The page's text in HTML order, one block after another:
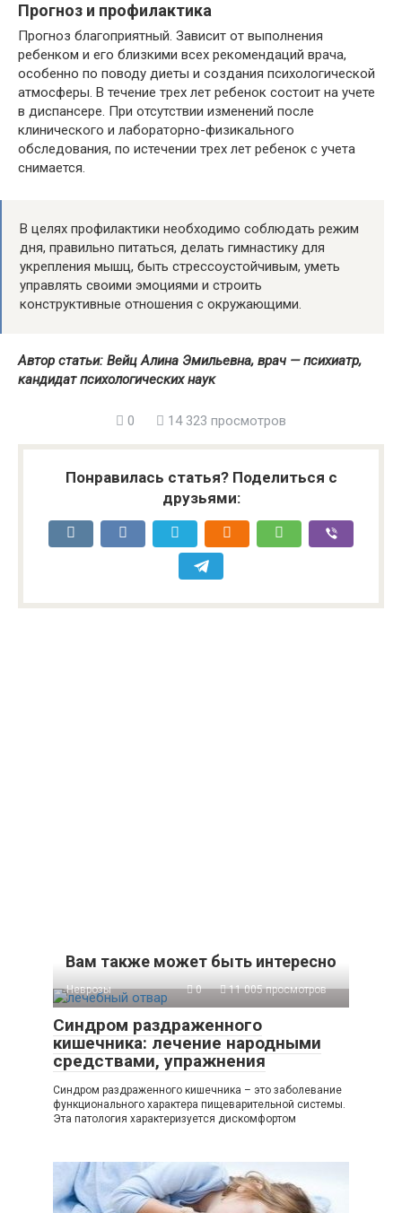
Прогноз и профилактика
Прогноз благоприятный. Зависит от выполнения
ребенком и его близкими всех рекомендаций врача,
особенно по поводу диеты и создания психологической
атмосферы. В течение трех лет ребенок состоит на учете
в диспансере. При отсутствии изменений после
клинического и лабораторно-физикального
обследования, по истечении трех лет ребенок с учета
снимается.
В целях профилактики необходимо соблюдать режим
дня, правильно питаться, делать гимнастику для
укрепления мышц, быть стрессоустойчивым, уметь
управлять своими эмоциями и строить
конструктивные отношения с окружающими.
Автор статьи: Вейц Алина Эмильевна, врач — психиатр,
кандидат психологических наук
0 14 323 просмотров
Понравилась статья? Поделиться с
друзьями:
Вам также может быть интересно
Неврозы 0 11 005 просмотров
Синдром раздраженного
кишечника: лечение народными
средствами, упражнения
Синдром раздраженного кишечника – это заболевание
функционального характера пищеварительной системы.
Эта патология характеризуется дискомфортом